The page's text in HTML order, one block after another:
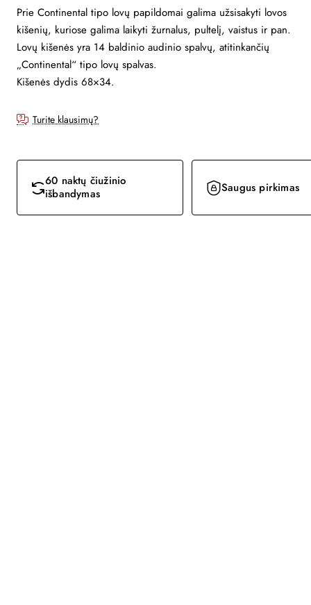
Prie Continental tipo lovų papildomai galima užsisakyti lovos
kišenių, kuriose galima laikyti žurnalus, pultelį, vaistus ir pan.
Lovų kišenės yra 14 baldinio audinio spalvų, atitinkančių
„Continental“ tipo lovų spalvas.
Kišenės dydis 68×34.
Turite klausimų?
60 naktų čiužinio
išbandymas
Saugus pirkimas